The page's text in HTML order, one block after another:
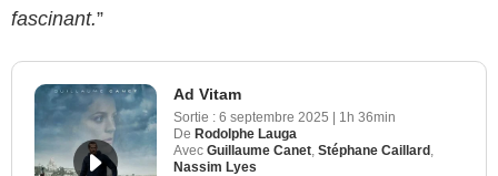
fascinant.”
Ad Vitam
Sortie : 6 septembre 2025 | 1h 36min
De Rodolphe Lauga
Avec Guillaume Canet Stéphane Caillard
Nassim Lyes